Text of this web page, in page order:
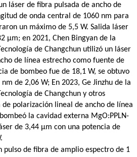
láser de fibra pulsada de ancho de
de onda central de 1060 nm para
un máximo de 5,5 W. Salida láser
μm; en 2021, Chen Bingyan de la
de Changchun utilizó un láser
de línea estrecho como fuente de
de bombeo fue de 18,1 W, se obtuvo
de 2,06 W; En 2023, Ge Jinzhu de la
de Changchun y otros
polarización lineal de ancho de línea
la cavidad externa MgO:PPLN-
de 3,44 μm con una potencia de
pulso de fibra de amplio espectro de 1